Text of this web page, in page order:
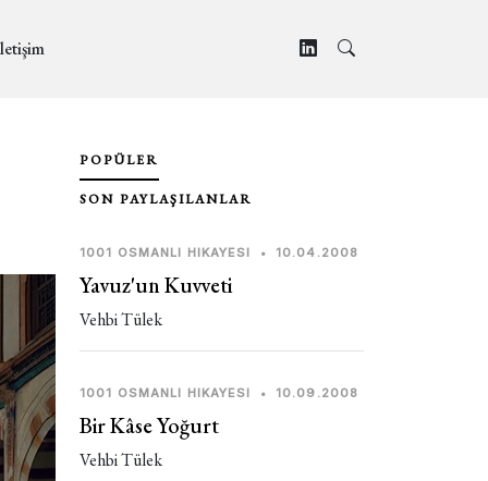
POPÜLER
SON PAYLAŞILANLAR
1001 OSMANLI HIKAYESI • 10.04.2008
Yavuz'un Kuvveti
Vehbi Tülek
1001 OSMANLI HIKAYESI • 10.09.2008
Bir Kâse Yoğurt
Vehbi Tülek